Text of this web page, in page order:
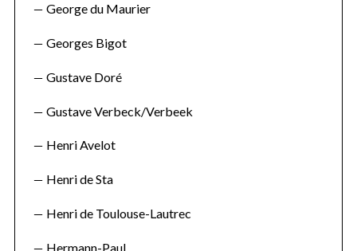
George du Maurier
Georges Bigot
Gustave Doré
Gustave Verbeck/Verbeek
Henri Avelot
Henri de Sta
Henri de Toulouse-Lautrec
Hermann-Paul